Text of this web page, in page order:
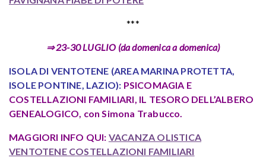
***
⇒ 23-30 LUGLIO (da domenica a domenica)
ISOLA DI VENTOTENE (AREA MARINA PROTETTA,
ISOLE PONTINE, LAZIO): PSICOMAGIA E
COSTELLAZIONI FAMILIARI, IL TESORO DELL’ALBERO
GENEALOGICO, con Simona Trabucco.
MAGGIORI INFO QUI: VACANZA OLISTICA
VENTOTENE COSTELLAZIONI FAMILIARI